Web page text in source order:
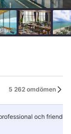
5 262 omdömen
och friendly